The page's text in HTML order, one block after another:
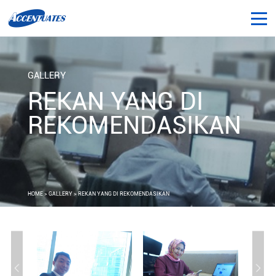
GALLERY
REKAN YANG DI
REKOMENDASIKAN
HOME>GALLERY> REKAN YANG DI REKOMENDASIKAN